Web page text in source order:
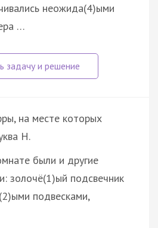
неожида(4)ыми
…
на месте которых
Н.
были и другие
золочё(1)ый подсвечник
подвесками,